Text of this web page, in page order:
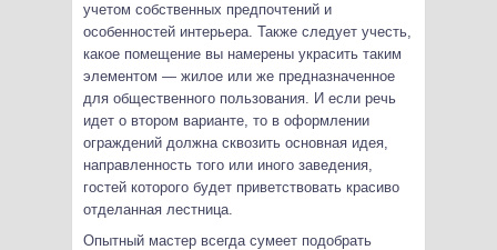
учетом собственных предпочтений и
особенностей интерьера. Также следует учесть,
какое помещение вы намерены украсить таким
элементом — жилое или же предназначенное
для общественного пользования. И если речь
идет о втором варианте, то в оформлении
ограждений должна сквозить основная идея,
направленность того или иного заведения,
гостей которого будет приветствовать красиво
отделанная лестница.
Опытный мастер всегда сумеет подобрать